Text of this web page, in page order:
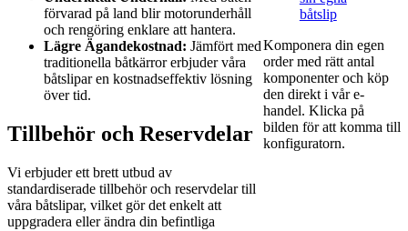
förvarad på land blir motorunderhåll
och rengöring enklare att hantera.
Lägre Ägandekostnad: Jämfört med
traditionella båtkärror erbjuder våra
båtslipar en kostnadseffektiv lösning
över tid.
Tillbehör och Reservdelar
Vi erbjuder ett brett utbud av
standardiserade tillbehör och reservdelar till
våra båtslipar, vilket gör det enkelt att
uppgradera eller ändra din befintliga
Komponera din egen
order med rätt antal
komponenter och köp
den direkt i vår e-
handel. Klicka på
bilden för att komma till
konfiguratorn.